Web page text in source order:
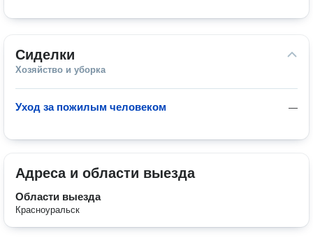
Сиделки
Хозяйство и уборка
—
Уход за пожилым человеком
Адреса и области выезда
Области выезда
Красноуральск